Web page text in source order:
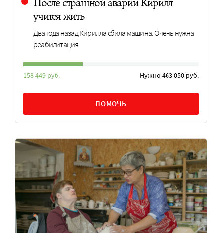
После страшной аварии Кирилл
учится жить
Два года назад Кирилла сбила машина. Очень нужна
реабилитация
158 449 руб. Нужно 463 050 руб.
ПОМОЧЬ